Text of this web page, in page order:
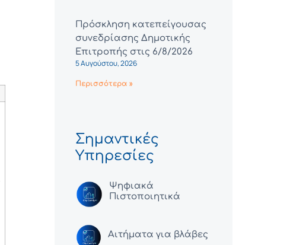
Πρόσκληση κατεπείγουσας
συνεδρίασης Δημοτικής
Επιτροπής στις 6/8/2026
5 Αυγούστου, 2026
Περισσότερα »
Σημαντικές
Υπηρεσίες
Ψηφιακά
Πιστοποιητικά
Αιτήματα για βλάβες